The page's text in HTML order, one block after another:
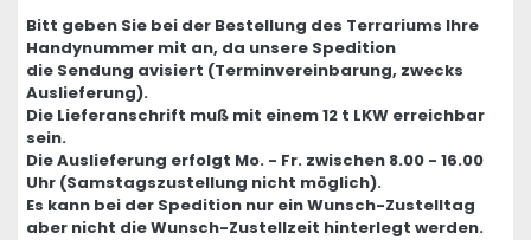
Bitt geben Sie bei der Bestellung des Terrariums Ihre
Handynummer mit an, da unsere Spedition
die Sendung avisiert (Terminvereinbarung, zwecks
Auslieferung).
Die Lieferanschrift muß mit einem 12 t LKW erreichbar
sein.
Die Auslieferung erfolgt Mo. - Fr. zwischen 8.00 - 16.00
Uhr (Samstagszustellung nicht möglich).
Es kann bei der Spedition nur ein Wunsch-Zustelltag
aber nicht die Wunsch-Zustellzeit hinterlegt werden.